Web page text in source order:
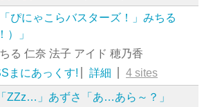
ぴにゃこらバスターズ！」みちる
）」
る 仁奈 法子 アイド 穂乃香
まにあっくす! 詳細 4 sites
ZZz…」あずさ「あ…あら～？」